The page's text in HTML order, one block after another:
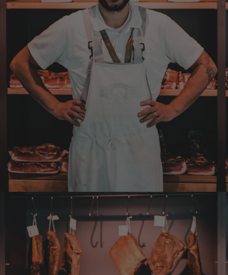
Verifizierter Kunde
Eurer Speck 🥓 ist einfach zum reinknien. Der
Geschmack… wie auf Wolke sieben.
7.8.2026
Wolfgang
Verifizierter Kunde
Qualität, Geschmack die Lieferung und die
Verpackung, alles super. Bei kleinen
Problemen wurde sofort geholfen. Hier kann
man ohne bedenken bestellen.
Steffi
Sehr gute Produkte und auch eine schnelle
Lieferung. Produkte auch lange haltbar.
Bernhard
Verifizierter Kunde
Die Ware wurde sehr schnell geliefert und ich
habe sie dann auch gleich probiert und es ist